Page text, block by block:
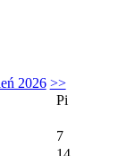
2026 >>
Pi
7